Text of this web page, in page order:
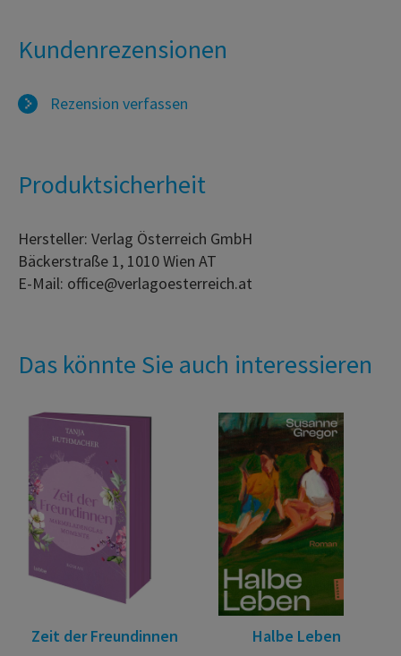
Kundenrezensionen
Rezension verfassen
Produktsicherheit
Hersteller: Verlag Österreich GmbH
Bäckerstraße 1, 1010 Wien AT
E-Mail: office@verlagoesterreich.at
Das könnte Sie auch interessieren
Zeit der Freundinnen
Halbe Leben